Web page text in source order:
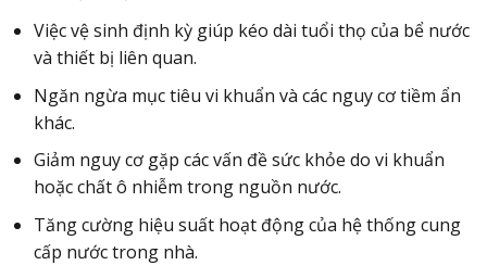
Việc vệ sinh định kỳ giúp kéo dài tuổi thọ của bể nước
và thiết bị liên quan.
Ngăn ngừa mục tiêu vi khuẩn và các nguy cơ tiềm ẩn
khác.
Giảm nguy cơ gặp các vấn đề sức khỏe do vi khuẩn
hoặc chất ô nhiễm trong nguồn nước.
Tăng cường hiệu suất hoạt động của hệ thống cung
cấp nước trong nhà.